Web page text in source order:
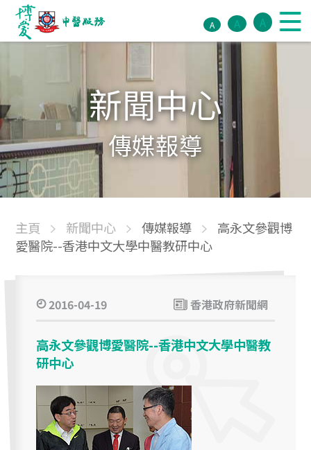
A A A
新聞中心
傳媒報導
主頁 新聞中心 傳媒報導
高永文參觀博
愛醫院--香港中文大學中醫教研中心
2016-04-19 香港政府新聞網
高永文參觀博愛醫院--香港中文大學中醫教
研中心